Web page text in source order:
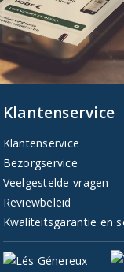
Klantenservice
Klantenservice
Bezorgservice
Veelgestelde vragen
Reviewbeleid
Kwaliteitsgarantie en